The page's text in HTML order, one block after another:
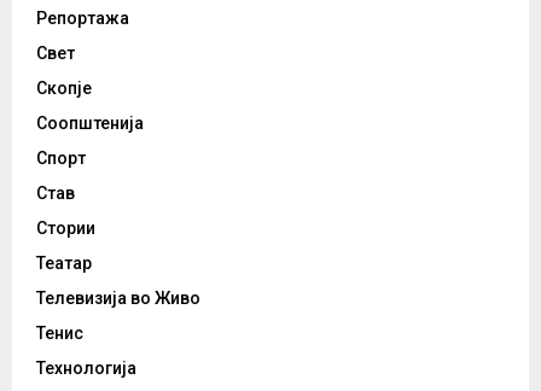
Репортажа
Свет
Скопје
Соопштенија
Спорт
Став
Стории
Театар
Телевизија во Живо
Тенис
Технологија